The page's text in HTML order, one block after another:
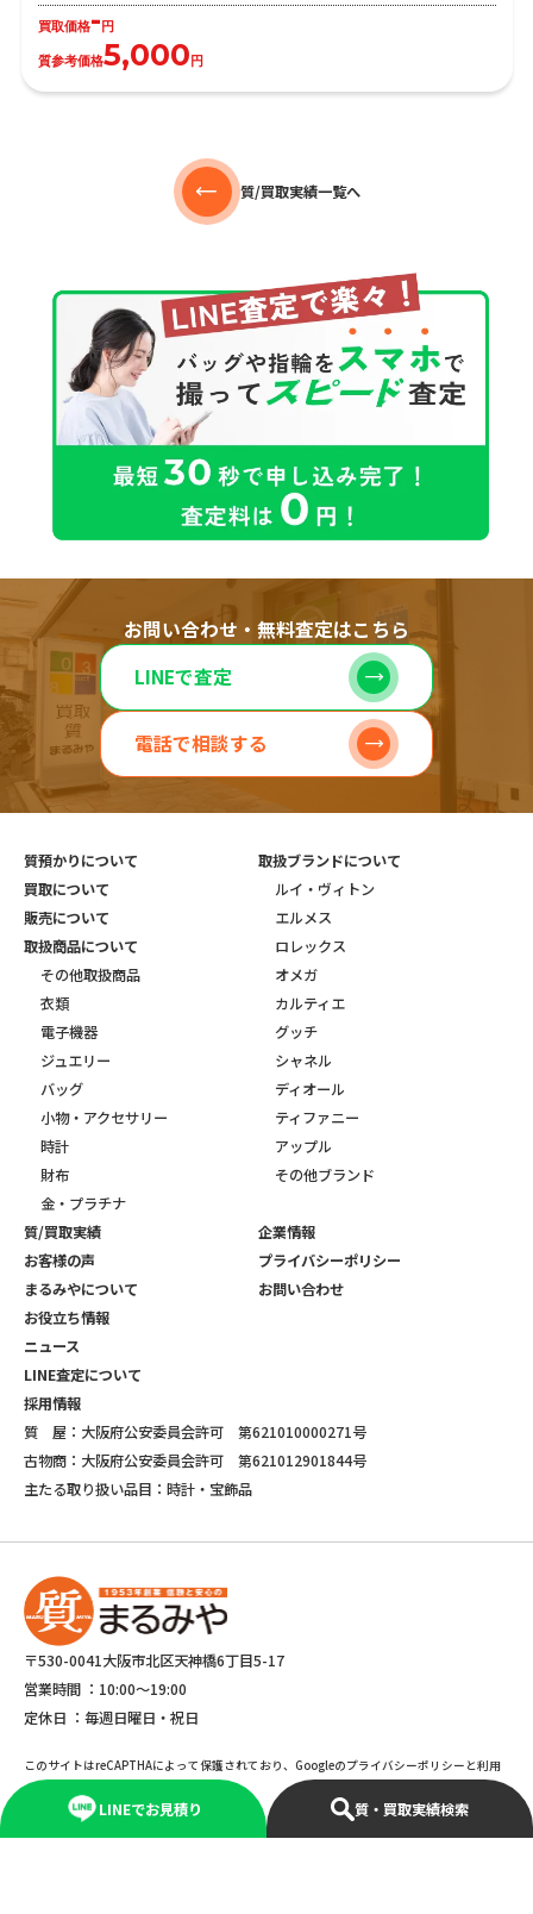
買取価格- 円
質参考価格5,000 円
質/買取実績一覧へ
お問い合わせ・無料査定はこちら
LINEで査定
電話で相談する
LINEでお見積り 質・買取実績検索
質預かりについて
買取について
販売について
取扱商品について
その他取扱商品
衣類
電子機器
ジュエリー
バッグ
小物・アクセサリー
時計
財布
金・プラチナ
取扱ブランドについて
ルイ・ヴィトン
エルメス
ロレックス
オメガ
カルティエ
グッチ
シャネル
ディオール
ティファニー
アップル
その他ブランド
質/買取実績
お客様の声
まるみやについて
お役立ち情報
ニュース
LINE査定について
採用情報
企業情報
プライバシーポリシー
お問い合わせ
質 屋：大阪府公安委員会許可 第621010000271号
古物商：大阪府公安委員会許可 第621012901844号
主たる取り扱い品目：時計・宝飾品
〒530-0041大阪市北区天神橋6丁目5-17
営業時間 ： 10:00～19:00
定休日 ： 毎週日曜日・祝日
このサイトはreCAPTHAによって保護されており、Googleのプライバシーポリシーと利用
規約が適応されます。